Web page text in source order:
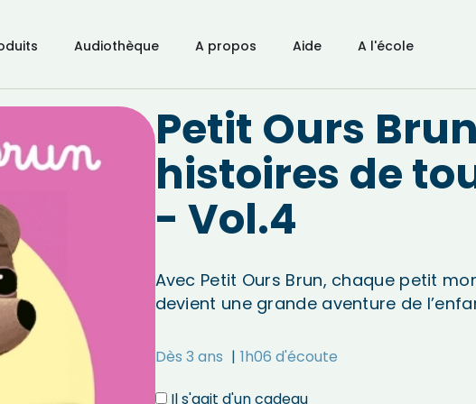
Audiothèque A propos Aide A l'école
Petit Ours
histoires de
- Vol.4
Avec Petit Ours Brun, chaque petit
devient une grande aventure de
Dès 3 ans 1h06 d'écoute
Il s'agit d'un cadeau